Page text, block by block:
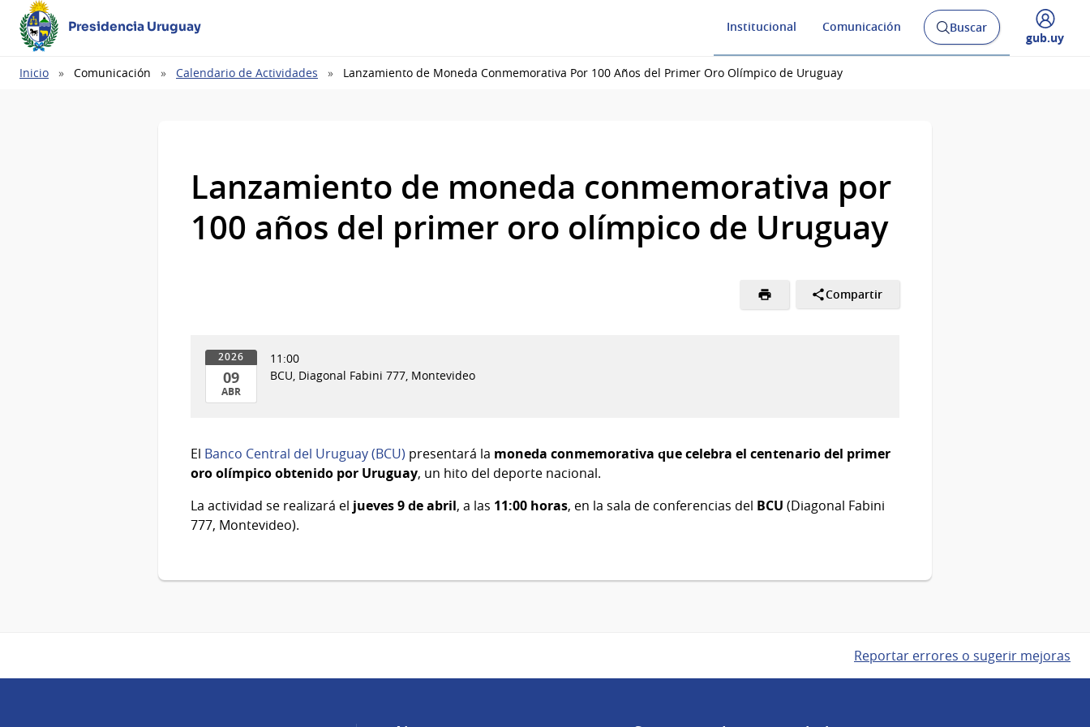
Presidencia Uruguay Institucional Comunicación
Abrir
buscador
Buscar
Desplegar
gub.uy
Ruta
Inicio Comunicación Calendario de Actividades Lanzamiento de Moneda Conmemorativa Por 100 Años del Primer Oro Olímpico de Uruguay
Lanzamiento de moneda conmemorativa por
100 años del primer oro olímpico de Uruguay
Compartir
2026
09
ABR
Abr
del
11:00
BCU, Diagonal Fabini 777, Montevideo
El Banco Central del Uruguay (BCU) presentará la moneda conmemorativa que celebra el centenario del primer
oro olímpico obtenido por Uruguay, un hito del deporte nacional.
La actividad se realizará el jueves 9 de abril, a las 11:00 horas, en la sala de conferencias del BCU (Diagonal Fabini
777, Montevideo).
Reportar errores o sugerir mejoras